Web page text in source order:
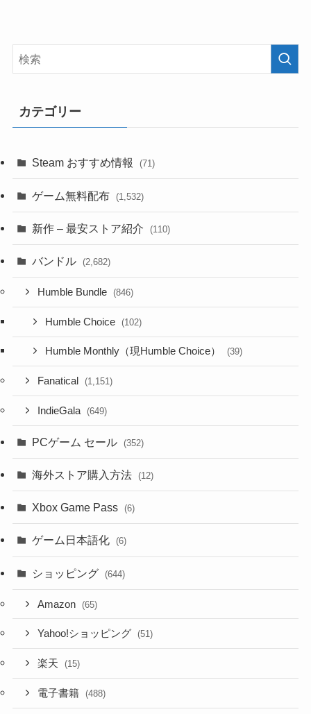
カテゴリー
Steam おすすめ情報 (71)
ゲーム無料配布 (1,532)
新作 – 最安ストア紹介 (110)
バンドル (2,682)
Humble Bundle (846)
Humble Choice (102)
Humble Monthly（現Humble Choice） (39)
Fanatical (1,151)
IndieGala (649)
PCゲーム セール (352)
海外ストア購入方法 (12)
Xbox Game Pass (6)
ゲーム日本語化 (6)
ショッピング (644)
Amazon (65)
Yahoo!ショッピング (51)
楽天 (15)
電子書籍 (488)